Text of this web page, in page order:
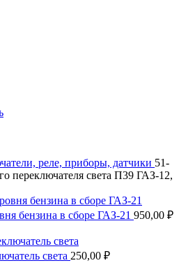
реле, приборы, датчики 51-
переключателя света П39 ГАЗ-12,
бензина в сборе ГАЗ-21 950,00 ₽
света 250,00 ₽